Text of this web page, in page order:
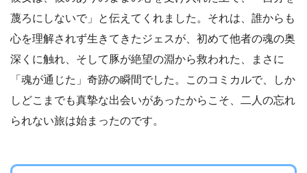
蔑ろにしないで」と伝えてくれました。それは、誰からも
心を理解されず生きてきたジェスが、初めて他者の魂の奥
深くに触れ、そして豚が絶望の淵から救われた、まさに
「魂が通じた」奇跡の瞬間でした。このコミカルで、しか
しどこまでも真摯な出会いがあったからこそ、二人の忘れ
られない旅は始まったのです。